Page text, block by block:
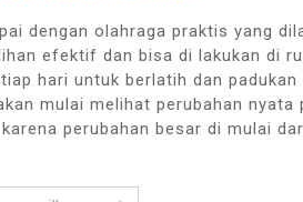
dengan olahraga praktis yang
efektif dan bisa di lakukan di
hari untuk berlatih dan padukan
mulai melihat perubahan nyata
perubahan besar di mulai